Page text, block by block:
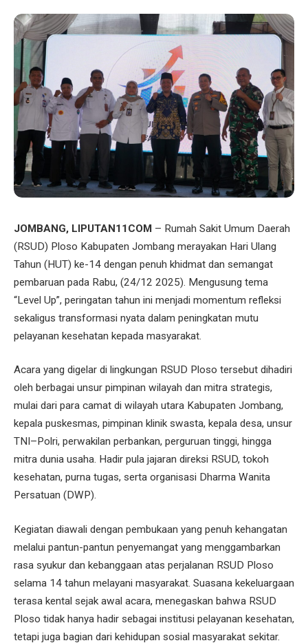
JOMBANG, LIPUTAN11COM – Rumah Sakit Umum Daerah
(RSUD) Ploso Kabupaten Jombang merayakan Hari Ulang
Tahun (HUT) ke-14 dengan penuh khidmat dan semangat
pembaruan pada Rabu, (24/12 2025). Mengusung tema
“Level Up”, peringatan tahun ini menjadi momentum refleksi
sekaligus transformasi nyata dalam peningkatan mutu
pelayanan kesehatan kepada masyarakat.
Acara yang digelar di lingkungan RSUD Ploso tersebut dihadiri
oleh berbagai unsur pimpinan wilayah dan mitra strategis,
mulai dari para camat di wilayah utara Kabupaten Jombang,
kepala puskesmas, pimpinan klinik swasta, kepala desa, unsur
TNI–Polri, perwakilan perbankan, perguruan tinggi, hingga
mitra dunia usaha. Hadir pula jajaran direksi RSUD, tokoh
kesehatan, purna tugas, serta organisasi Dharma Wanita
Persatuan (DWP).
Kegiatan diawali dengan pembukaan yang penuh kehangatan
melalui pantun-pantun penyemangat yang menggambarkan
rasa syukur dan kebanggaan atas perjalanan RSUD Ploso
selama 14 tahun melayani masyarakat. Suasana kekeluargaan
terasa kental sejak awal acara, menegaskan bahwa RSUD
Ploso tidak hanya hadir sebagai institusi pelayanan kesehatan,
tetapi juga bagian dari kehidupan sosial masyarakat sekitar.